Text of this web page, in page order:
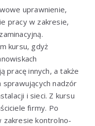
uprawnienie,
pracy w zakresie,
kursu, gdyż
pracę innych, a także
sprawujących nadzór
i sieci. Z kursu
firmy. Po
zakresie kontrolno-